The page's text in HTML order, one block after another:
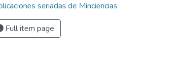
seriadas de Minciencias
Full item page